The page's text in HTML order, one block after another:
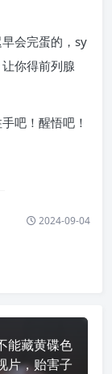
会完蛋的，sy
你得前列腺
吧！醒悟吧！
2024-09-04
能藏黄碟色
片，贻害子